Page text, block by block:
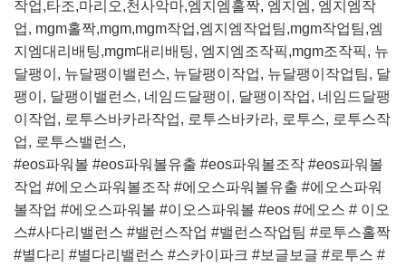
작업,타조,마리오,천사악마,엠지엠홀짝, 엠지엠, 엠지엠작
업, mgm홀짝,mgm,mgm작업,엠지엠작업팀,mgm작업팀,엠
지엠대리배팅,mgm대리배팅, 엠지엠조작픽,mgm조작픽, 뉴
달팽이, 뉴달팽이밸런스, 뉴달팽이작업, 뉴달팽이작업팀, 달
팽이, 달팽이밸런스, 네임드달팽이, 달팽이작업, 네임드달팽
이작업, 로투스바카라작업, 로투스바카라, 로투스, 로투스작
업, 로투스밸런스,
#eos파워볼 #eos파워볼유출 #eos파워볼조작 #eos파워볼
작업 #에오스파워볼조작 #에오스파워볼유출 #에오스파워
볼작업 #에오스파워볼 #이오스파워볼 #eos #에오스 # 이오
스#사다리밸런스 #밸런스작업 #밸런스작업팀 #로투스홀짝
#별다리 #별다리밸런스 #스카이파크 #보글보글 #로투스 #